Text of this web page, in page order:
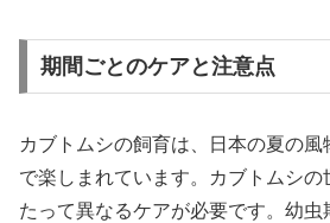
期間ごとのケアと注意点
カブトムシの飼育は、日本の夏の
で楽しまれています。カブトムシ
たって異なるケアが必要です。幼虫